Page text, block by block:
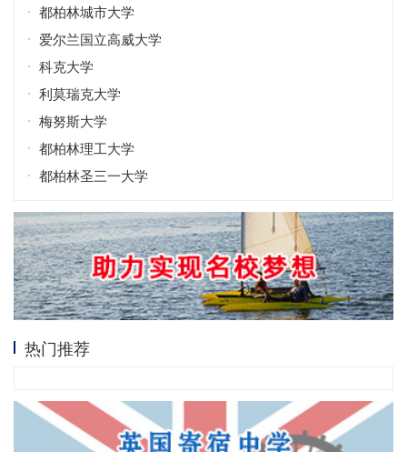
都柏林城市大学
爱尔兰国立高威大学
科克大学
利莫瑞克大学
梅努斯大学
都柏林理工大学
都柏林圣三一大学
热门推荐